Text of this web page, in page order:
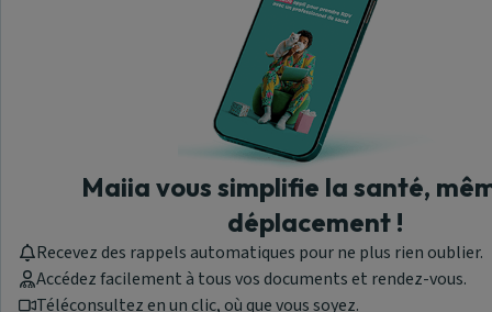
Maiia vous simplifie la santé,
déplacement !
Recevez des rappels automatiques pour ne plus rien oublier.
Accédez facilement à tous vos documents et rendez-vous.
Téléconsultez en un clic, où que vous soyez.